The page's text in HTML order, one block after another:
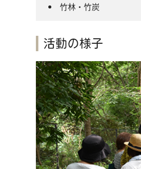
竹林・竹炭
活動の様子